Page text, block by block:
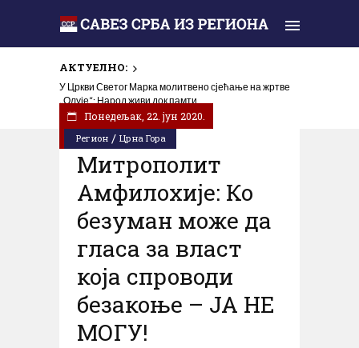
АКТУЕЛНО:
У Цркви Светог Марка молитвено сјећање на жртве
„Олује“: Народ живи док памти
Регион / Црна Гора
Понедељак, 22. јун 2020.
Митрополит
Амфилохије: Ко
безуман може да
гласа за власт
која спроводи
безакоње – ЈА НЕ
МОГУ!